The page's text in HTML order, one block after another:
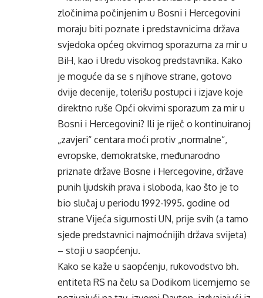
zločinima počinjenim u Bosni i Hercegovini
moraju biti poznate i predstavnicima država
svjedoka općeg okvirnog sporazuma za mir u
BiH, kao i Uredu visokog predstavnika. Kako
je moguće da se s njihove strane, gotovo
dvije decenije, tolerišu postupci i izjave koje
direktno ruše Opći okvirni sporazum za mir u
Bosni i Hercegovini? Ili je riječ o kontinuiranoj
„zavjeri“ centara moći protiv „normalne“,
evropske, demokratske, međunarodno
priznate države Bosne i Hercegovine, države
punih ljudskih prava i sloboda, kao što je to
bio slučaj u periodu 1992-1995. godine od
strane Vijeća sigurnosti UN, prije svih (a tamo
sjede predstavnici najmoćnijih država svijeta)
– stoji u saopćenju.
Kako se kaže u saopćenju, rukovodstvo bh.
entiteta RS na čelu sa Dodikom licemjerno se